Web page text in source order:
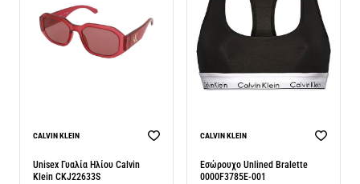
CALVIN KLEIN
Unisex Γυαλία Ηλίου Calvin
Klein CKJ22633S
CALVIN KLEIN
Εσώρουχο Unlined Bralette
0000F3785E-001